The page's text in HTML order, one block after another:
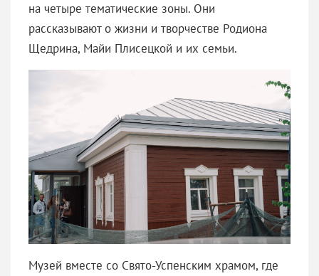
на четыре тематические зоны. Они
рассказывают о жизни и творчестве Родиона
Щедрина, Майи Плисецкой и их семьи.
Музей вместе со Свято-Успенским храмом, где